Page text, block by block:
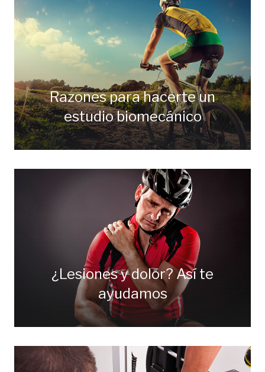
Razones para hacerte un
estudio biomecánico
¿Lesiones y dolor? Así te
ayudamos